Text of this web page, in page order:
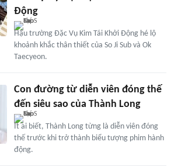
Động
Hậu trường Đặc Vụ Kim Tái Khởi Động hé lộ
khoảnh khắc thân thiết của So Ji Sub và Ok
Taecyeon.
Con đường từ diễn viên đóng thế
đến siêu sao của Thành Long
Ít ai biết, Thành Long từng là diễn viên đóng
thế trước khi trở thành biểu tượng phim hành
động.